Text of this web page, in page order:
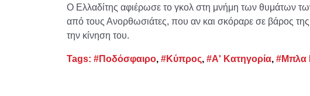
Ο Ελλαδίτης αφιέρωσε το γκολ στη μνήμη των θυμάτων
από τους Ανορθωσιάτες, που αν και σκόραρε σε βάρος
την κίνηση του.
Tags: #Ποδόσφαιρο, #Κύπρος, #Α' Κατηγορία, #Μπλα